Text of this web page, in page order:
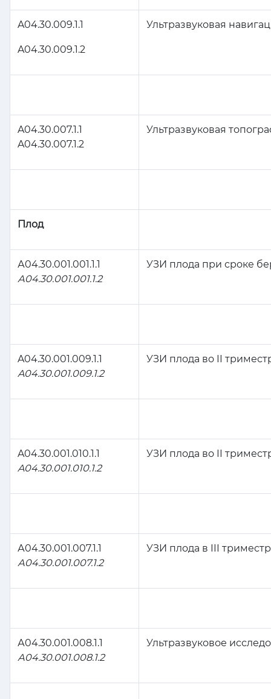
A04.30.009.1.1
A04.30.009.1.2
Ультразвуковая
A04.30.007.1.1
A04.30.007.1.2
Ультразвуковая
Плод
А04.30.001.001.1.1
А04.30.001.001.1.2
УЗИ плода при сроке
A04.30.001.009.1.1
A04.30.001.009.1.2
УЗИ плода во II
A04.30.001.010.1.1
A04.30.001.010.1.2
УЗИ плода во II
А04.30.001.007.1.1
А04.30.001.007.1.2
УЗИ плода в III
А04.30.001.008.1.1
А04.30.001.008.1.2
Ультразвуковое